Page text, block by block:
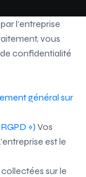
l’entreprise
vous
confidentialité
général sur
») Vos
est le
sur le